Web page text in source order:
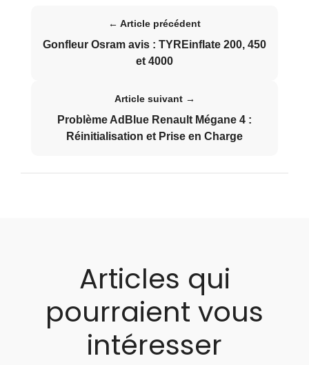
← Article précédent
Gonfleur Osram avis : TYREinflate 200, 450
et 4000
Article suivant →
Problème AdBlue Renault Mégane 4 :
Réinitialisation et Prise en Charge
Articles qui
pourraient vous
intéresser